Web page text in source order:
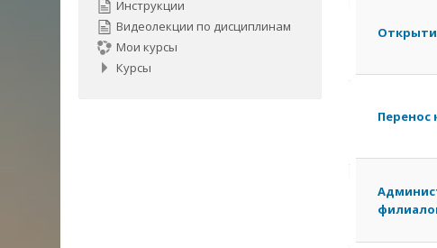
Список
из
Перенос
Инструкции
Видеолекции по дисциплинам
Мои курсы
Курсы